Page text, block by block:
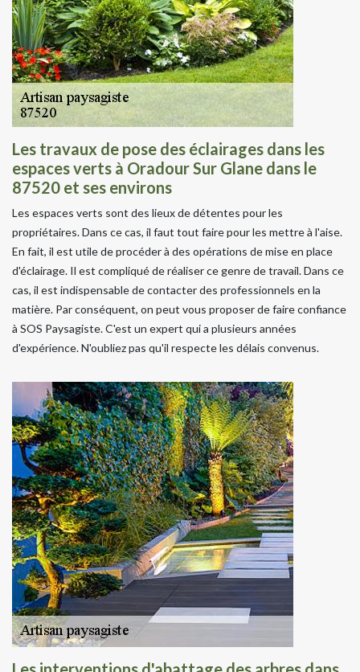
Les travaux de pose des éclairages dans les
espaces verts à Oradour Sur Glane dans le
87520 et ses environs
Les espaces verts sont des lieux de détentes pour les
propriétaires. Dans ce cas, il faut tout faire pour les mettre à l'aise.
En fait, il est utile de procéder à des opérations de mise en place
d'éclairage. Il est compliqué de réaliser ce genre de travail. Dans ce
cas, il est indispensable de contacter des professionnels en la
matière. Par conséquent, on peut vous proposer de faire confiance
à SOS Paysagiste. C'est un expert qui a plusieurs années
d'expérience. N'oubliez pas qu'il respecte les délais convenus.